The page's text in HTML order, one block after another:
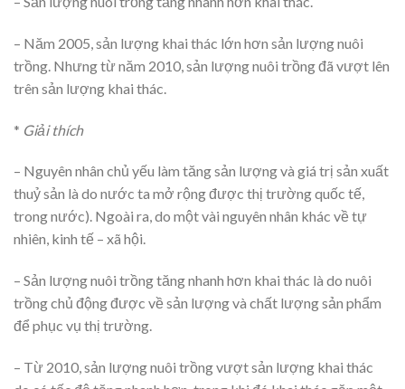
– Năm 2005, sản lượng khai thác lớn hơn sản lượng nuôi
trồng. Nhưng từ năm 2010, sản lượng nuôi trồng đã vượt lên
trên sản lượng khai thác.
* Giải thích
– Nguyên nhân chủ yếu làm tăng sản lượng và giá trị sản xuất
thuỷ sản là do nước ta mở rộng được thị trường quốc tế,
trong nước). Ngoài ra, do một vài nguyên nhân khác về tự
nhiên, kinh tế – xã hội.
– Sản lượng nuôi trồng tăng nhanh hơn khai thác là do nuôi
trồng chủ động được về sản lượng và chất lượng sản phẩm
để phục vụ thị trường.
– Từ 2010, sản lượng nuôi trồng vượt sản lượng khai thác